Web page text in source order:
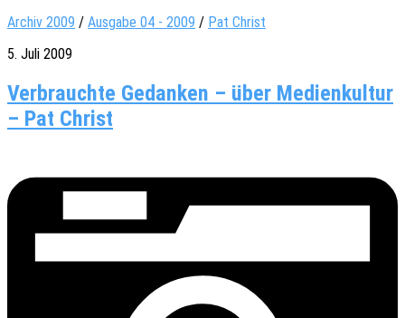
Archiv 2009 / Ausgabe 04 - 2009 / Pat Christ
5. Juli 2009
Verbrauchte Gedanken – über Medienkultur
– Pat Christ